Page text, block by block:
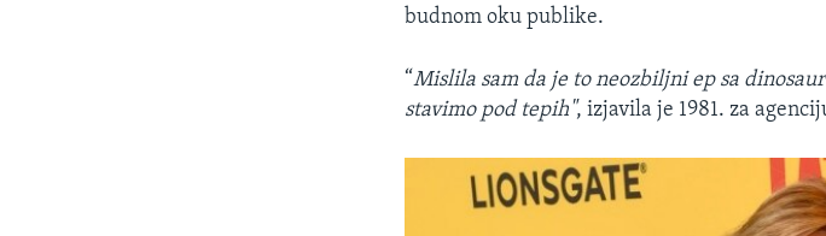
budnom oku publike.
“Mislila sam da je to neozbiljni ep sa
stavimo pod tepih", izjavila je 1981. za